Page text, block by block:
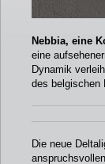
Nebbia, eine
eine
Dynamik
des belgischen
Die neue